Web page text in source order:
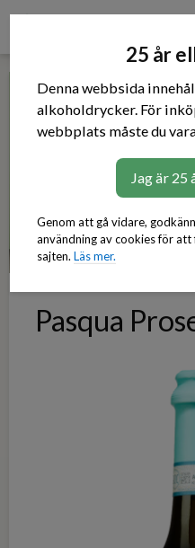
25 år
Denna webbsida
alkoholdrycker. För
webbplats måste du
Jag är
Genom att gå vidare,
användning av cookies för
sajten.Läs mer.
Pasqua